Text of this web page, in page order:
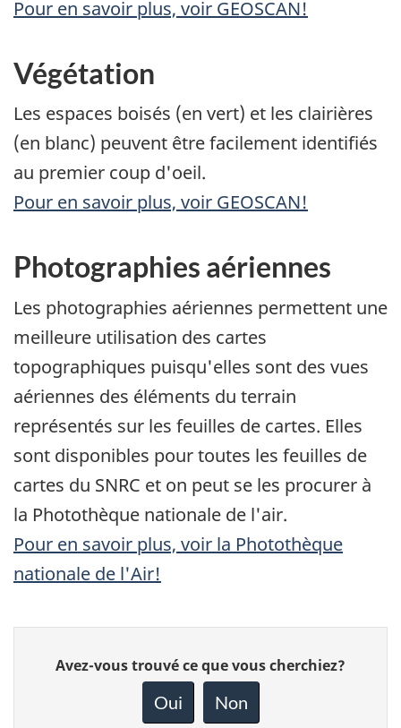
Pour en savoir plus, voir GEOSCAN!
Végétation
Les espaces boisés (en vert) et les clairières
(en blanc) peuvent être facilement identifiés
au premier coup d'oeil.
Pour en savoir plus, voir GEOSCAN!
Photographies aériennes
Les photographies aériennes permettent une
meilleure utilisation des cartes
topographiques puisqu'elles sont des vues
aériennes des éléments du terrain
représentés sur les feuilles de cartes. Elles
sont disponibles pour toutes les feuilles de
cartes du SNRC et on peut se les procurer à
la Photothèque nationale de l'air.
Pour en savoir plus, voir la Photothèque
nationale de l'Air!
Donnez
votre
Avez-vous trouvé ce que vous cherchiez?
Oui Non